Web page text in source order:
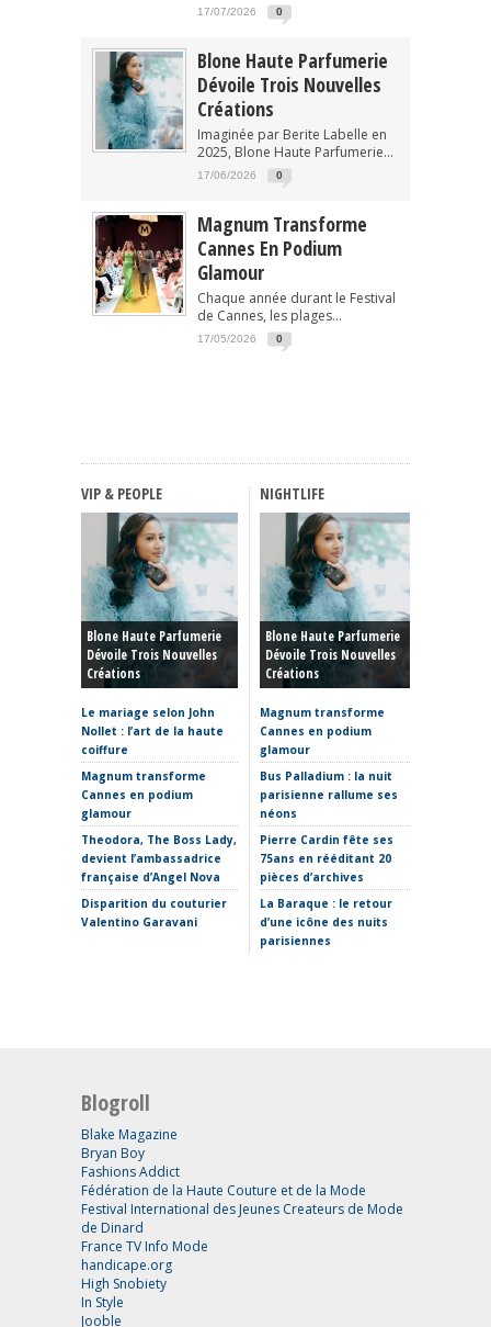
17/07/2026 0
Blone Haute Parfumerie
Dévoile Trois Nouvelles
Créations
Imaginée par Berite Labelle en
2025, Blone Haute Parfumerie...
17/06/2026 0
Magnum Transforme
Cannes En Podium
Glamour
Chaque année durant le Festival
de Cannes, les plages...
17/05/2026 0
VIP & PEOPLE
Blone Haute Parfumerie
Dévoile Trois Nouvelles
Créations
Le mariage selon John
Nollet : l’art de la haute
coiffure
Magnum transforme
Cannes en podium
glamour
Theodora, The Boss Lady,
devient l’ambassadrice
française d’Angel Nova
Disparition du couturier
Valentino Garavani
NIGHTLIFE
Blone Haute Parfumerie
Dévoile Trois Nouvelles
Créations
Magnum transforme
Cannes en podium
glamour
Bus Palladium : la nuit
parisienne rallume ses
néons
Pierre Cardin fête ses
75ans en rééditant 20
pièces d’archives
La Baraque : le retour
d’une icône des nuits
parisiennes
Blogroll
Blake Magazine
Bryan Boy
Fashions Addict
Fédération de la Haute Couture et de la Mode
Festival International des Jeunes Createurs de Mode
de Dinard
France TV Info Mode
handicape.org
High Snobiety
In Style
Jooble